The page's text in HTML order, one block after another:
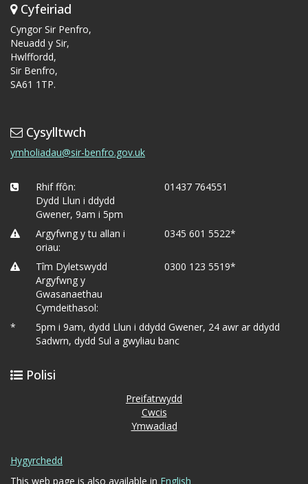
Cyfeiriad
Cyngor Sir Penfro,
Neuadd y Sir,
Hwlffordd,
Sir Benfro,
SA61 1TP.
Cysylltwch
ymholiadau@sir-benfro.gov.uk
Rhif ffôn:
Dydd Llun i ddydd
Gwener, 9am i 5pm
01437 764551
Argyfwng y tu allan i
oriau:
0345 601 5522*
Tîm Dyletswydd
Argyfwng y
Gwasanaethau
Cymdeithasol:
0300 123 5519*
*
5pm i 9am, dydd Llun i ddydd Gwener, 24 awr ar ddydd
Sadwrn, dydd Sul a gwyliau banc
Polisi
Preifatrwydd
Cwcis
Ymwadiad
Hygyrchedd
This web page is also available in English